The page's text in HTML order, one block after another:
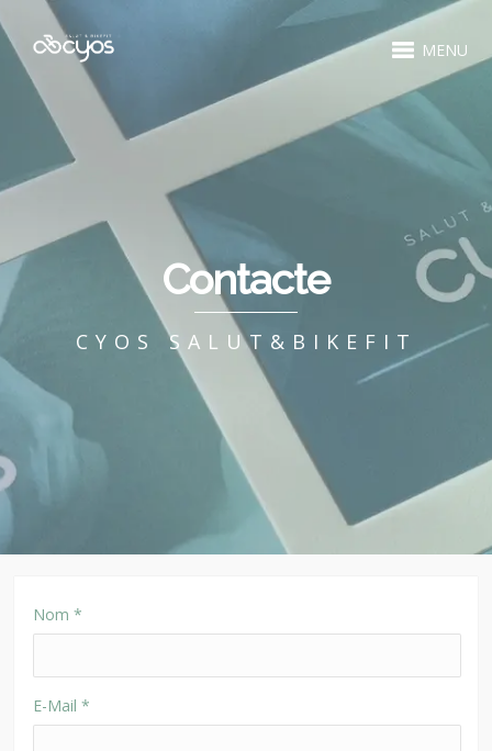
MENU
Contacte
CYOS SALUT&BIKEFIT
Nom*
E-Mail*